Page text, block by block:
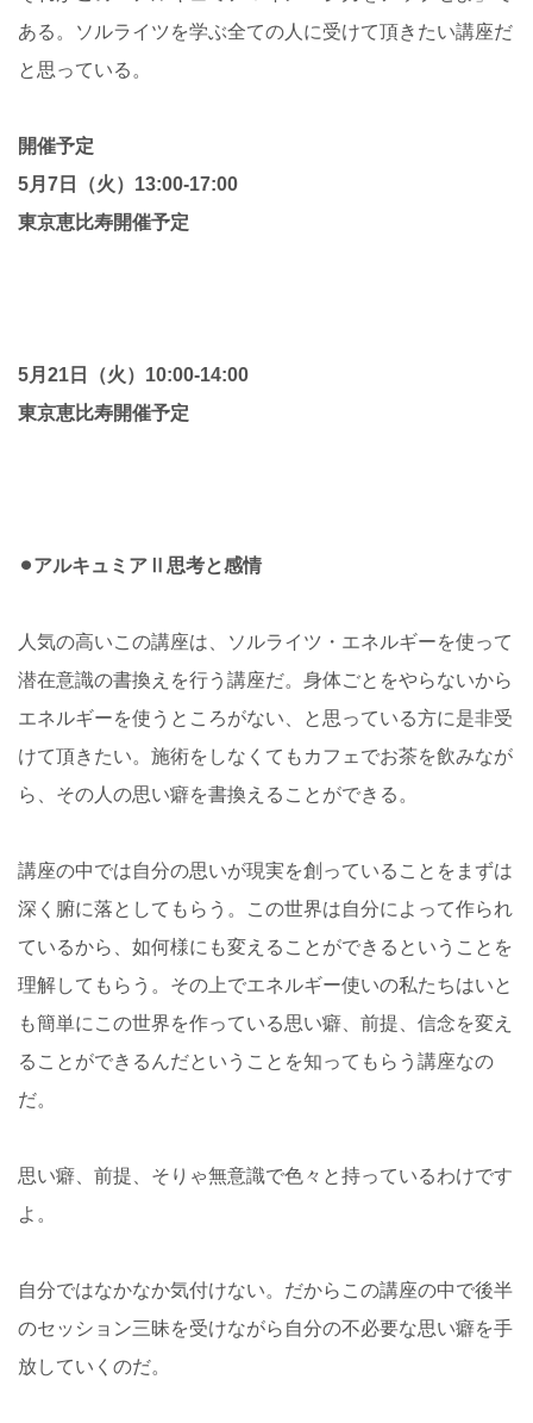
ある。ソルライツを学ぶ全ての人に受けて頂きたい講座だ
と思っている。
開催予定
5月7日（火）13:00-17:00
東京恵比寿開催予定
5月21日（火）10:00-14:00
東京恵比寿開催予定
⚫︎アルキュミアⅡ思考と感情
人気の高いこの講座は、ソルライツ・エネルギーを使って
潜在意識の書換えを行う講座だ。身体ごとをやらないから
エネルギーを使うところがない、と思っている方に是非受
けて頂きたい。施術をしなくてもカフェでお茶を飲みなが
ら、その人の思い癖を書換えることができる。
講座の中では自分の思いが現実を創っていることをまずは
深く腑に落としてもらう。この世界は自分によって作られ
ているから、如何様にも変えることができるということを
理解してもらう。その上でエネルギー使いの私たちはいと
も簡単にこの世界を作っている思い癖、前提、信念を変え
ることができるんだということを知ってもらう講座なの
だ。
思い癖、前提、そりゃ無意識で色々と持っているわけです
よ。
自分ではなかなか気付けない。だからこの講座の中で後半
のセッション三昧を受けながら自分の不必要な思い癖を手
放していくのだ。